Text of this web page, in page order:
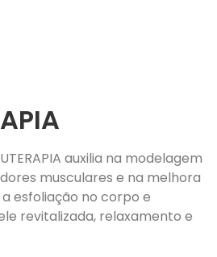
auxilia na modelagem
musculares e na melhora
esfoliação no corpo e
revitalizada, relaxamento e